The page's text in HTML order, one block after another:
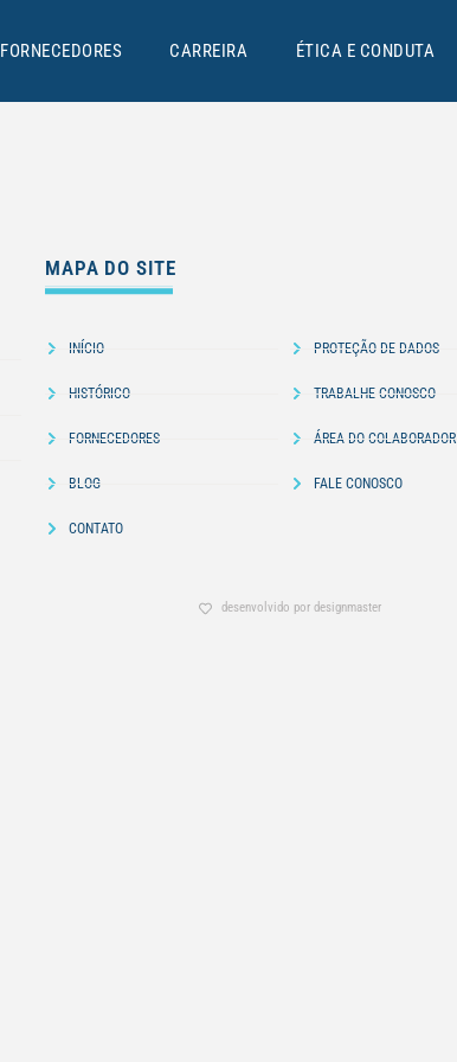
FORNECEDORES CARREIRA ÉTICA E CONDUTA
MAPA DO SITE
INÍCIO
HISTÓRICO
FORNECEDORES
BLOG
CONTATO
PROTEÇÃO DE DADOS
TRABALHE CONOSCO
ÁREA DO COLABORADOR
FALE CONOSCO
desenvolvido por designmaster